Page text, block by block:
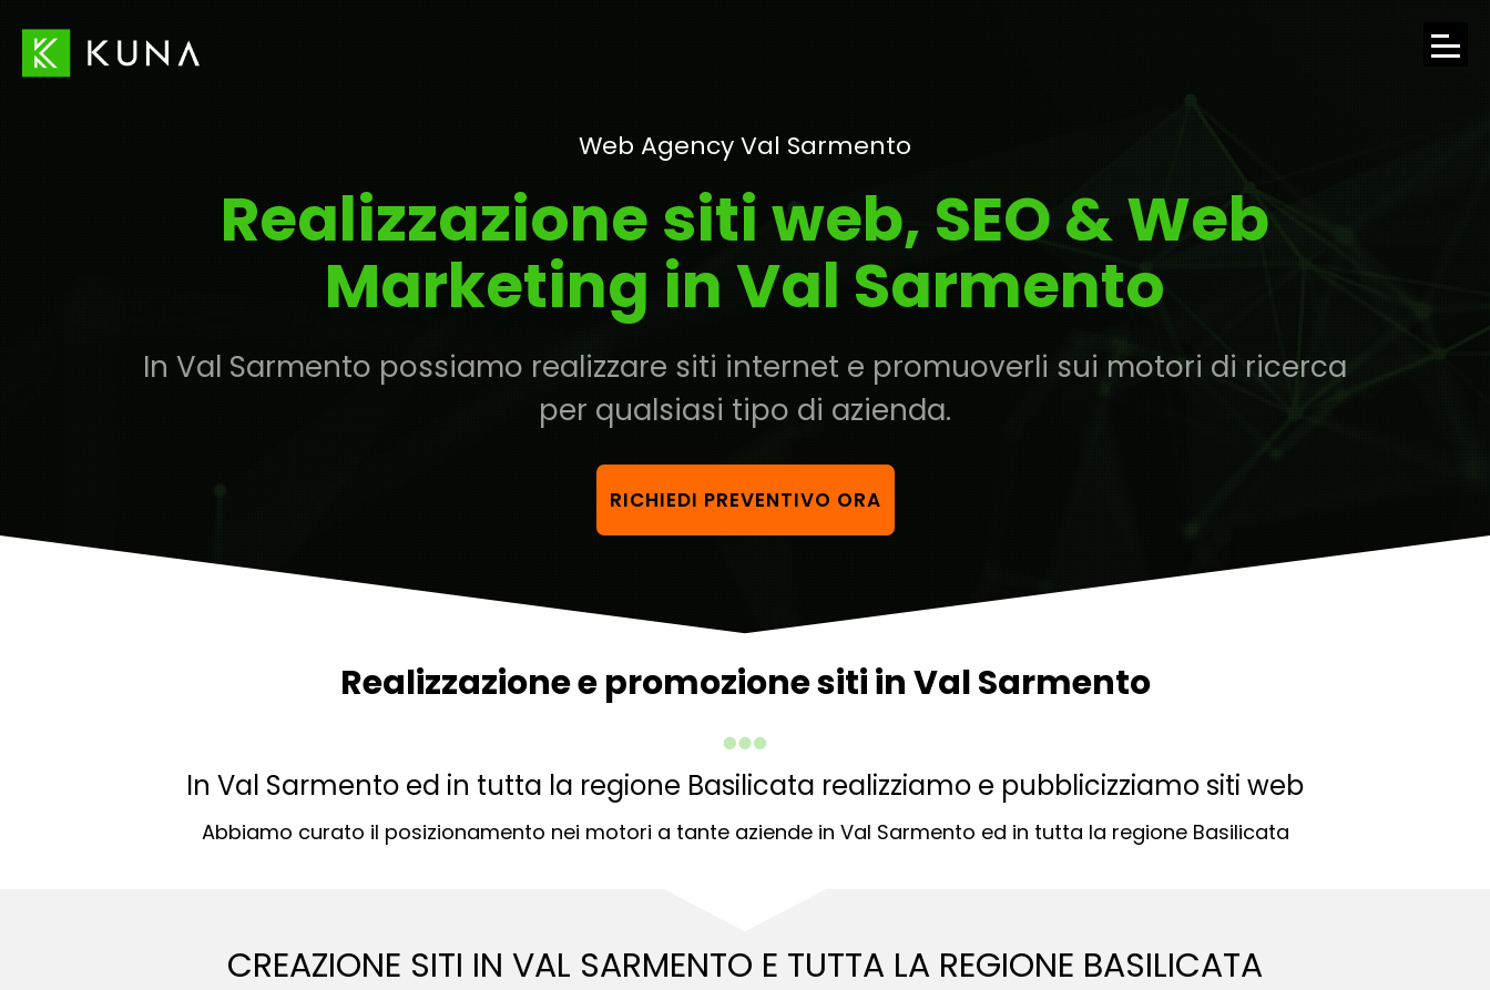
APRI
Web Agency Val Sarmento
Realizzazione siti web, SEO & Web
Marketing in Val Sarmento
In Val Sarmento possiamo realizzare siti internet e promuoverli sui motori di ricerca
per qualsiasi tipo di azienda.
RICHIEDI PREVENTIVO ORA
Realizzazione e promozione siti in Val Sarmento
In Val Sarmento ed in tutta la regione Basilicata realizziamo e pubblicizziamo siti web
Abbiamo curato il posizionamento nei motori a tante aziende in Val Sarmento ed in tutta la regione Basilicata
CREAZIONE SITI IN VAL SARMENTO E TUTTA LA REGIONE BASILICATA